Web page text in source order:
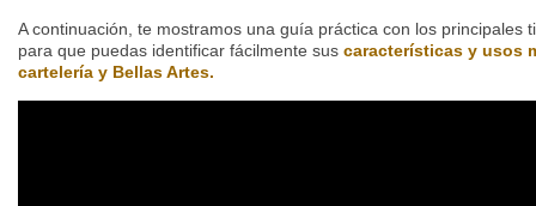
A continuación, te mostramos una guía práctica con los principales
para que puedas identificar fácilmente sus características y usos
cartelería y Bellas Artes.